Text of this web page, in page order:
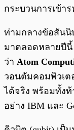
กระบวนการเข้าร
ท่ามกลางข้อสัน
มาตลอดหลายปี
ว่า Atom
วอนตัมคอมพิวเต
ได้จริง พร้อมทั้ง
อย่าง IBM และ